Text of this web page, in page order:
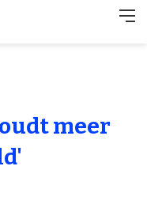
meer